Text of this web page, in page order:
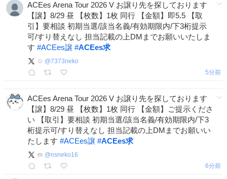
ACEes Arena Tour 2026 V お譲り先を探しております
【譲】8/29 昼 【枚数】1枚 同行 【金額】即5.5 【取
引】要相談 初期当選/該当名義/有効期限内/下3桁提示
可/すり替えなし 担当記載の上DMまでお願いいたしま
す #ACEes譲 #ACEes求
✩ @7373neko
5分前
ACEes Arena Tour 2026 V お譲り先を探しております
【譲】8/29 昼 【枚数】1枚 同行 【金額】ご提示くださ
い 【取引】要相談 初期当選/該当名義/有効期限内/下3
桁提示可/すり替えなし 担当記載の上DMまでお願いい
たします #ACEes譲 #ACEes求
m @nsneko16
7分前